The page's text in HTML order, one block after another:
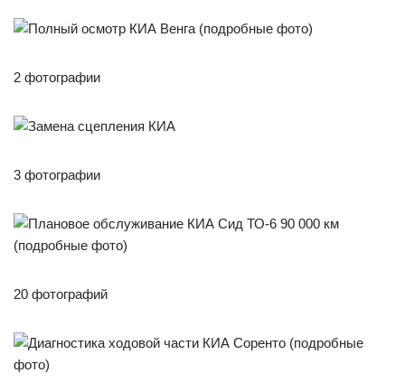
2 фотографии
3 фотографии
20 фотографий